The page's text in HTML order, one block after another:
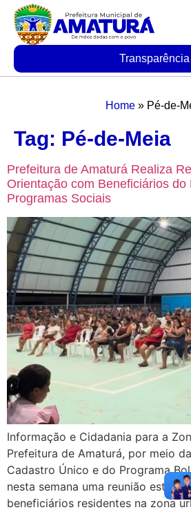
Transparência
Home» Pé-de-
Tag: Pé-de-Meia
Prefeitura de Amaturá Realiza
Orientação com Beneficiários
Programas Sociais
Informação e Cidadania para a
Prefeitura de Amaturá, por meio
Cadastro Único e do Programa
nesta semana uma reunião
beneficiários residentes na zona